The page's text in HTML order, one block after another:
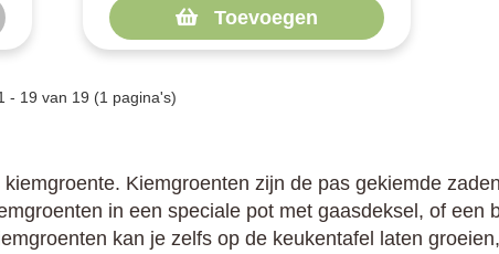
Toevoegen
- 19 van 19 (1 pagina's)
Kiemgroenten zijn de pas gekiemde
in een speciale pot met gaasdeksel, of een
kan je zelfs op de keukentafel laten